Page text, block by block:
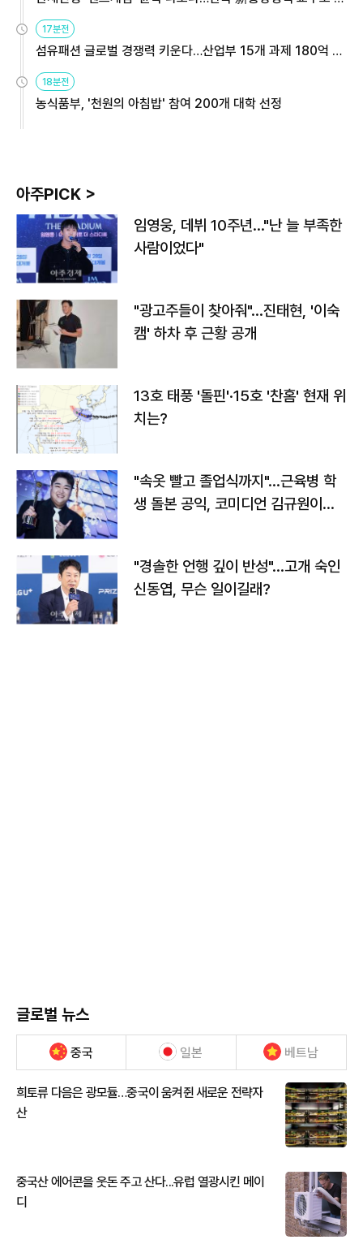
17분전
섬유패션 글로벌 경쟁력 키운다…산업부 15개 과제 180억 지
18분전
농식품부, '천원의 아침밥' 참여 200개 대학 선정
아주PICK >
임영웅, 데뷔 10주년…"난 늘 부족한
사람이었다"
"광고주들이 찾아줘"…진태현, '이숙
캠' 하차 후 근황 공개
13호 태풍 '돌핀'·15호 '찬홈' 현재 위
치는?
"속옷 빨고 졸업식까지"…근육병 학
생 돌본 공익, 코미디언 김규원이었
"경솔한 언행 깊이 반성"…고개 숙인
신동엽, 무슨 일이길래?
글로벌 뉴스
중국 일본 베트남
희토류 다음은 광모듈…중국이 움켜쥔 새로운 전략자
산
중국산 에어콘을 웃돈 주고 산다...유럽 열광시킨 메이
디